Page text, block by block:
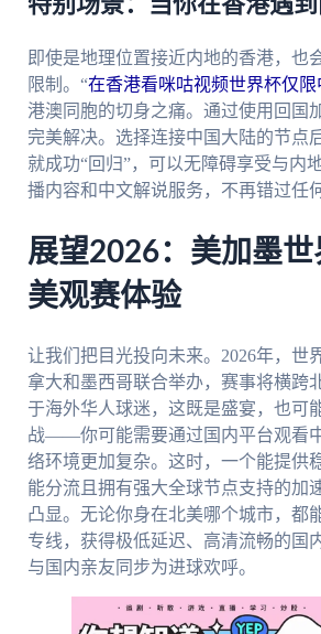
即使是地理位置接近内地的香港，也
限制。“在香港看咪咕视频世界杯仅限
港澳同胞的切身之痛。通过使用回国
完美解决。选择连接中国大陆的节点
就成功“回归”，可以无障碍享受与内
播内容和中文解说服务，不再错过任
展望2026：美加墨世
美观赛体验
让我们把目光投向未来。2026年，世
拿大和墨西哥联合举办，赛事将横跨
于海外华人球迷，这既是盛宴，也可
战——你可能需要通过国内平台观看
络环境更加复杂。这时，一个能提供
能分流且拥有强大全球节点支持的加
凸显。无论你身在北美哪个城市，都
专线，获得极低延迟、高清流畅的国
与国内亲友同步为进球欢呼。